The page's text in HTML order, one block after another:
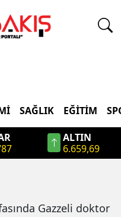
SAĞLIK EĞITIM
ALTIN
6.659,69
Gazzeli doktor